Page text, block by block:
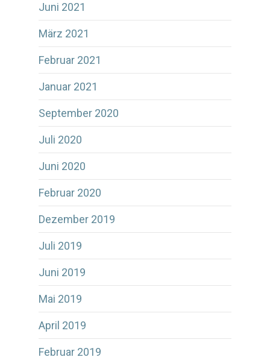
Juni 2021
März 2021
Februar 2021
Januar 2021
September 2020
Juli 2020
Juni 2020
Februar 2020
Dezember 2019
Juli 2019
Juni 2019
Mai 2019
April 2019
Februar 2019